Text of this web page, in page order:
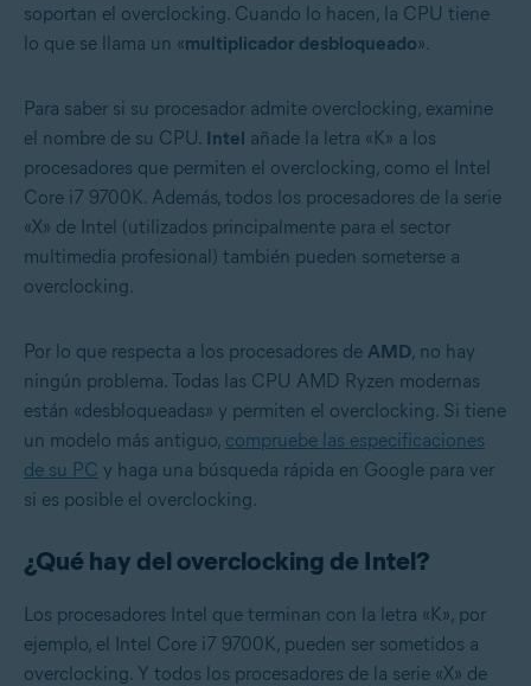
soportan el overclocking. Cuando lo hacen, la CPU tiene
lo que se llama un «multiplicador desbloqueado».
Para saber si su procesador admite overclocking, examine
el nombre de su CPU. Intel añade la letra «K» a los
procesadores que permiten el overclocking, como el Intel
Core i7 9700K. Además, todos los procesadores de la serie
«X» de Intel (utilizados principalmente para el sector
multimedia profesional) también pueden someterse a
overclocking.
Por lo que respecta a los procesadores de AMD, no hay
ningún problema. Todas las CPU AMD Ryzen modernas
están «desbloqueadas» y permiten el overclocking. Si tiene
un modelo más antiguo, compruebe las especificaciones
de su PC y haga una búsqueda rápida en Google para ver
si es posible el overclocking.
¿Qué hay del overclocking de Intel?
Los procesadores Intel que terminan con la letra «K», por
ejemplo, el Intel Core i7 9700K, pueden ser sometidos a
overclocking. Y todos los procesadores de la serie «X» de